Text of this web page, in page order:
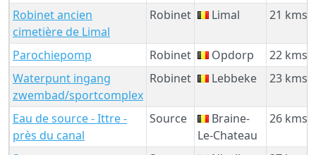
Robinet ancien
cimetière de Limal
Robinet Limal 21 kms
Parochiepomp Robinet Opdorp
22 kms
Waterpunt ingang
zwembad/sportcomplex
Robinet Lebbeke 23 kms
Eau de source - Ittre -
près du canal
Source
Braine-
Le-Chateau
26 kms